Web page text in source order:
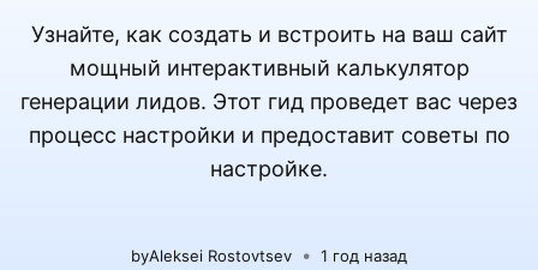
Узнайте, как создать и встроить на ваш сайт
мощный интерактивный калькулятор
генерации лидов. Этот гид проведет вас через
процесс настройки и предоставит советы по
настройке.
byAleksei Rostovtsev 1 год назад